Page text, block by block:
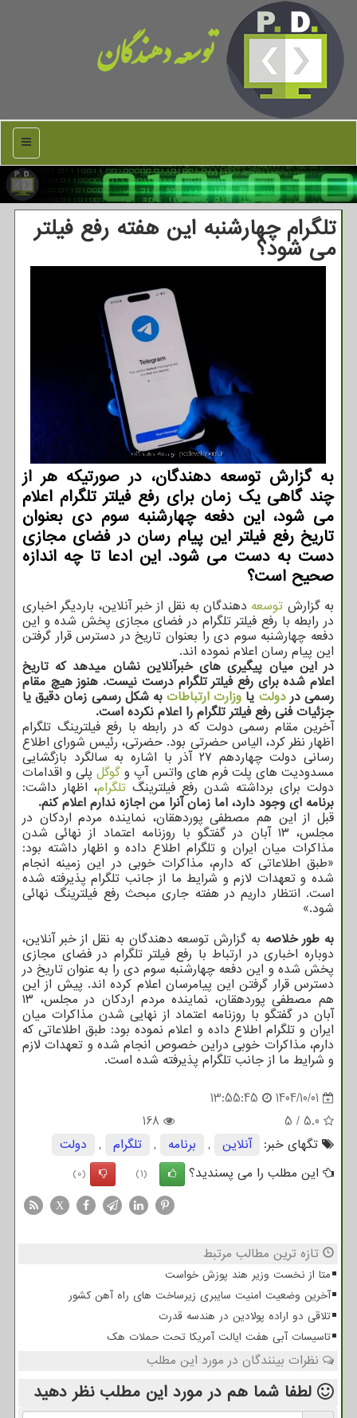
توسعه دهندگان
منو
تلگرام چهارشنبه این هفته رفع فیلتر
می شود؟
به گزارش توسعه دهندگان، در صورتیکه هر از
چند گاهی یک زمان برای رفع فیلتر تلگرام اعلام
می شود، این دفعه چهارشنبه سوم دی بعنوان
تاریخ رفع فیلتر این پیام رسان در فضای مجازی
دست به دست می شود. این ادعا تا چه اندازه
صحیح است؟
به گزارش توسعه دهندگان به نقل از خبر آنلاین، باردیگر اخباری
در رابطه با رفع فیلتر تلگرام در فضای مجازی پخش شده و این
دفعه چهارشنبه سوم دی را بعنوان تاریخ در دسترس قرار گرفتن
این پیام رسان اعلام نموده اند.
در این میان پیگیری های خبرآنلاین نشان میدهد که تاریخ
اعلام شده برای رفع فیلتر تلگرام درست نیست. هنوز هیچ مقام
رسمی دردولت یا وزارت ارتباطاتبه شکل رسمی زمان دقیق یا
جزئیات فنی رفع فیلتر تلگرام را اعلام نکرده است.
آخرین مقام رسمی دولت که در رابطه با رفع فیلترینگ تلگرام
اظهار نظر کرد، الیاس حضرتی بود. حضرتی، رئیس شورای اطلاع
رسانی دولت چهاردهم ۲۷ آذر با اشاره به سالگرد بازگشایی
مسدودیت های پلت فرم های واتس آپ و گوگلپلی و اقدامات
دولت برای برداشته شدن رفع فیلترینگ تلگرام، اظهار داشت:
برنامه ای وجود دارد، اما زمان آنرا من اجازه ندارم اعلام کنم.
قبل از این هم مصطفی پوردهقان، نماینده مردم اردکان در
مجلس، ۱۳ آبان در گفتگو با روزنامه اعتماد از نهائی شدن
مذاکرات میان ایران و تلگرام اطلاع داده و اظهار داشته بود:
«طبق اطلاعاتی که دارم، مذاکرات خوبی در این زمینه انجام
شده و تعهدات لازم و شرایط ما از جانب تلگرام پذیرفته شده
است. انتظار داریم در هفته جاری مبحث رفع فیلترینگ نهائی
شود.»
به طور خلاصه به گزارش توسعه دهندگان به نقل از خبر آنلاین،
دوباره اخباری در ارتباط با رفع فیلتر تلگرام در فضای مجازی
پخش شده و این دفعه چهارشنبه سوم دی را به عنوان تاریخ در
دسترس قرار گرفتن این پیامرسان اعلام کرده اند. پیش از این
هم مصطفی پوردهقان، نماینده مردم اردکان در مجلس، ۱۳
آبان در گفتگو با روزنامه اعتماد از نهایی شدن مذاکرات میان
ایران و تلگرام اطلاع داده و اعلام نموده بود: طبق اطلاعاتی که
دارم، مذاکرات خوبی دراین خصوص انجام شده و تعهدات لازم
و شرایط ما از جانب تلگرام پذیرفته شده است.
1404/10/01
13:55:45
5.0
/
5
168
تگهای خبر:
آنلاین , برنامه , تلگرام ,
دولت
این مطلب را می پسندید؟
(1)
(0)
X
تازه ترین مطالب مرتبط
متا از نخست وزیر هند پوزش خواست
آخرین وضعیت امنیت سایبری زیرساخت های راه آهن کشور
تلاقی دو اراده پولادین در هندسه قدرت
تاسیسات آبی هفت ایالت آمریکا تحت حملات هک
نظرات بینندگان در مورد این مطلب
لطفا شما هم در مورد این مطلب نظر دهید